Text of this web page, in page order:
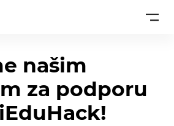
našim
za podporu